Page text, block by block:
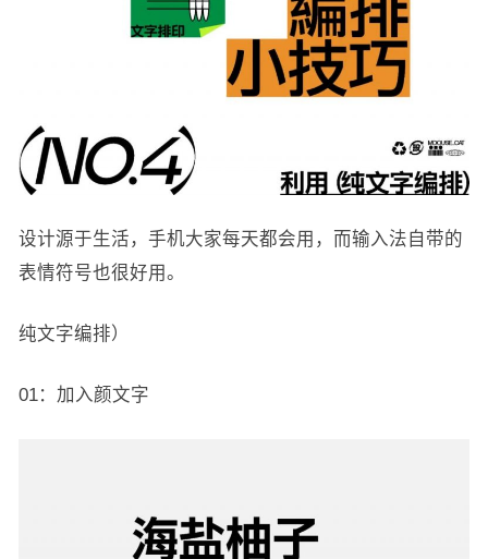
设计源于生活，手机大家每天都会用，而输入法自带的
表情符号也很好用。
纯文字编排）
01：加入颜文字